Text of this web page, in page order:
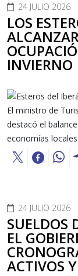
24 JULIO 2026
LOS
INVIERNO
El ministro de
destacó el
economías
24 JULIO 2026
SUELDOS
EL
ACTIVOS